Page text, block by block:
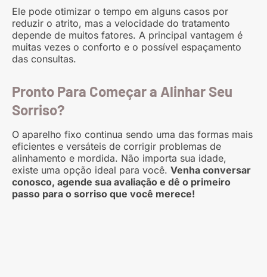
Ele pode otimizar o tempo em alguns casos por
reduzir o atrito, mas a velocidade do tratamento
depende de muitos fatores. A principal vantagem é
muitas vezes o conforto e o possível espaçamento
das consultas.
Pronto Para Começar a Alinhar Seu
Sorriso?
O aparelho fixo continua sendo uma das formas mais
eficientes e versáteis de corrigir problemas de
alinhamento e mordida. Não importa sua idade,
existe uma opção ideal para você. Venha conversar
conosco, agende sua avaliação e dê o primeiro
passo para o sorriso que você merece!